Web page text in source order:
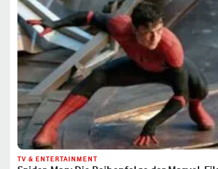
TV & ENTERTAINMENT